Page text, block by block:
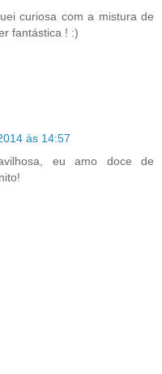
curiosa com a mistura de
fantástica ! :)
às 14:57
eu amo doce de